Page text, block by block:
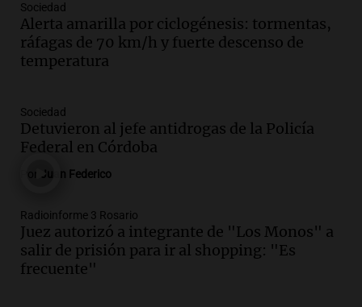
Audio.
Río Gallegos enfrenta secuelas de
lluvias, senadores manifiestan
oposición a ley de tierras
Panorama Federal
Audio.
centro de esquí Penitentes Park tras
siete años de cierre por falta de nieve
Episodios
Audio.Madres en Rosario piden por la
ley Joaquín.
Viva la Radio Rosario
Episodios
Sociedad
Alerta amarilla por ciclogénesis: tormentas,
ráfagas de 70 km/h y fuerte descenso de
temperatura
Sociedad
Detuvieron al jefe antidrogas de la Policía
Federal en Córdoba
Juan Federico
Radioinforme 3 Rosario
Juez autorizó a integrante de "Los Monos" a
salir de prisión para ir al shopping: "Es
frecuente"